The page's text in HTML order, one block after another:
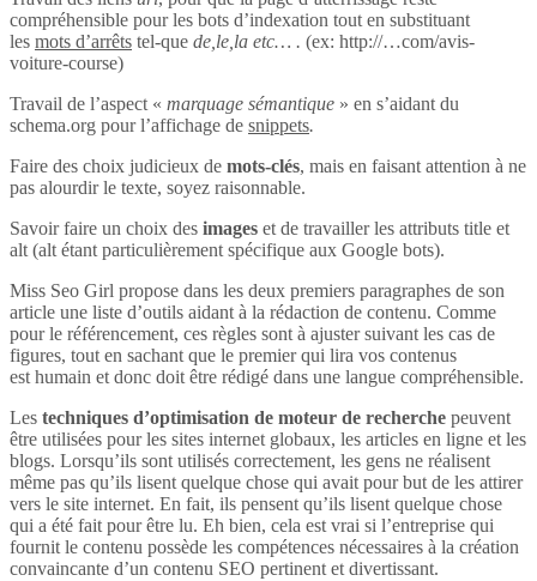
compréhensible pour les bots d’indexation tout en substituant
les mots d’arrêts tel-que de,le,la etc… . (ex: http://…com/avis-
voiture-course)
Travail de l’aspect « marquage sémantique » en s’aidant du
schema.org pour l’affichage de snippets.
Faire des choix judicieux de mots-clés, mais en faisant attention à ne
pas alourdir le texte, soyez raisonnable.
Savoir faire un choix des images et de travailler les attributs title et
alt (alt étant particulièrement spécifique aux Google bots).
Miss Seo Girl propose dans les deux premiers paragraphes de son
article une liste d’outils aidant à la rédaction de contenu. Comme
pour le référencement, ces règles sont à ajuster suivant les cas de
figures, tout en sachant que le premier qui lira vos contenus
est humain et donc doit être rédigé dans une langue compréhensible.
Les techniques d’optimisation de moteur de recherche peuvent
être utilisées pour les sites internet globaux, les articles en ligne et les
blogs. Lorsqu’ils sont utilisés correctement, les gens ne réalisent
même pas qu’ils lisent quelque chose qui avait pour but de les attirer
vers le site internet. En fait, ils pensent qu’ils lisent quelque chose
qui a été fait pour être lu. Eh bien, cela est vrai si l’entreprise qui
fournit le contenu possède les compétences nécessaires à la création
convaincante d’un contenu SEO pertinent et divertissant.